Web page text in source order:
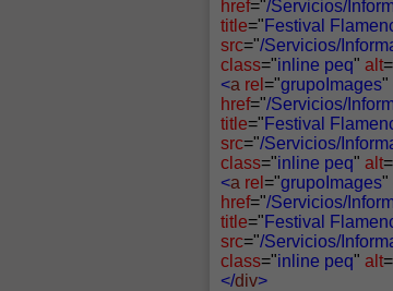
href="/Servicios/
title=" Festival
src="/Servicios/
class="inline peq" alt
<a rel ="grupoImages"
href="/Servicios/
title=" Festival
src="/Servicios/
class="inline peq" alt
<a rel ="grupoImages"
href="/Servicios/
title=" Festival
src="/Servicios/
class="inline peq" alt
</div>